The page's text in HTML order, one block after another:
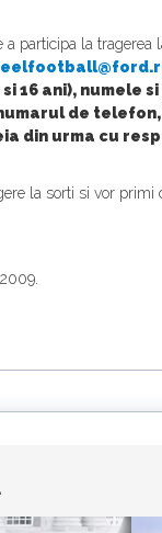
participa la
16 ani),
de
din urma cu
la sorti si vor